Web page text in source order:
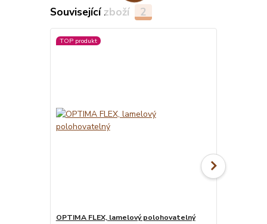
Související zboží 2
TOP produkt
OPTIMA FLEX, lamelový polohovatelný